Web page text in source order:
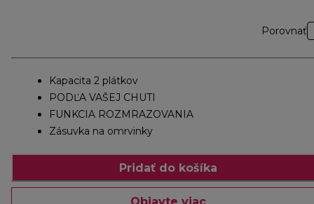
Porovnať
Kapacita 2 plátkov
PODĽA VAŠEJ CHUTI
FUNKCIA ROZMRAZOVANIA
Zásuvka na omrvinky
Pridať do košíka